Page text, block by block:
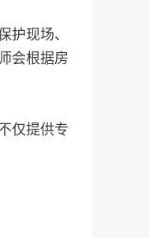
护现场、
会根据房
仅提供专